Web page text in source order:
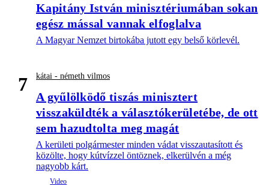
Kapitány István minisztériumában sokan
egész mással vannak elfoglalva
A Magyar Nemzet birtokába jutott egy belső körlevél.
7 kátai - németh vilmos
A gyűlölködő tiszás minisztert
visszaküldték a választókerületébe, de ott
sem hazudtolta meg magát
A kerületi polgármester minden vádat visszautasított és
közölte, hogy kútvízzel öntöznek, elkerülvén a még
nagyobb kárt.